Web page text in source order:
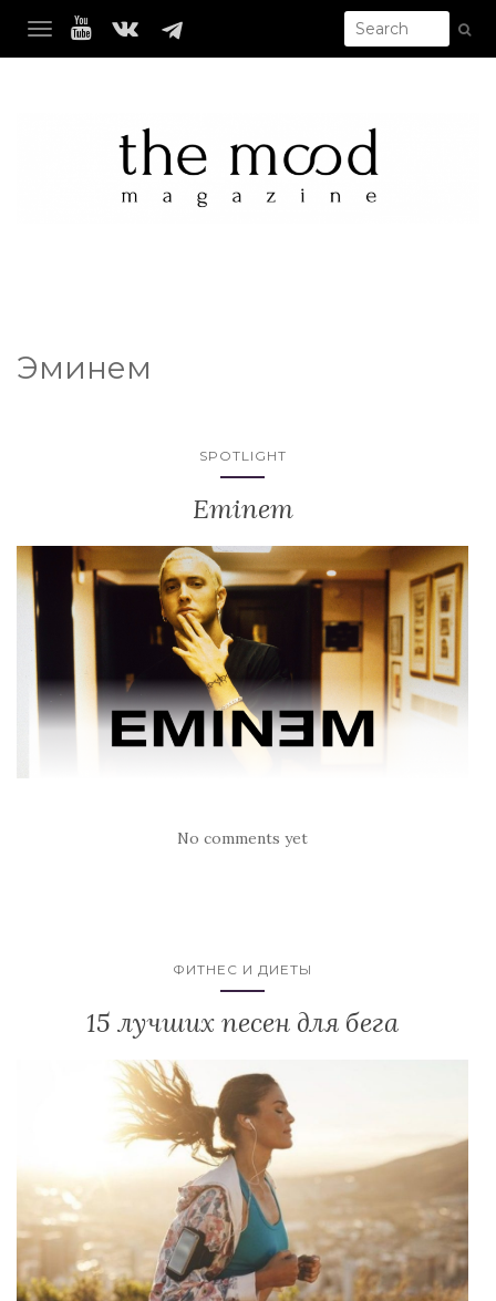
TOGGLE NAVIGATION
Эминем
SPOTLIGHT
Eminem
No comments yet
ФИТНЕС И ДИЕТЫ
15 лучших песен для бега